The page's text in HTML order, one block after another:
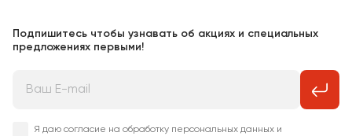
Подпишитесь чтобы узнавать об акциях и специальных
предложениях первыми!
Я даю согласие на обработку персональных данных и